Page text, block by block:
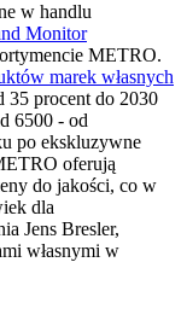
w handlu
Monitor
METRO.
marek własnych
35 procent do 2030
6500 - od
po ekskluzywne
oferują
do jakości, co w
dla
Jens Bresler,
własnymi w